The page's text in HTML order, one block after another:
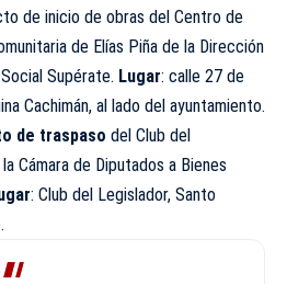
de inicio de obras del Centro de
de Elías Piña de la Dirección
Supérate. Lugar: calle 27 de
Cachimán, al lado del ayuntamiento.
de traspaso del Club del
Cámara de Diputados a Bienes
: Club del Legislador, Santo